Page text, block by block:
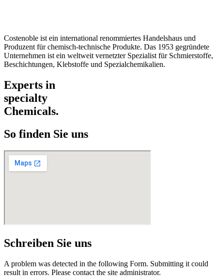
Costenoble ist ein international renommiertes Handelshaus und
Produzent für chemisch-technische Produkte. Das 1953 gegründete
Unternehmen ist ein weltweit vernetzter Spezialist für Schmierstoffe,
Beschichtungen, Klebstoffe und Spezialchemikalien.
Experts in
specialty
Chemicals.
So finden Sie uns
Schreiben Sie uns
A problem was detected in the following Form. Submitting it could
result in errors. Please contact the site administrator.